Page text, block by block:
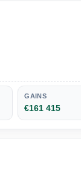
GAINS
€161 415